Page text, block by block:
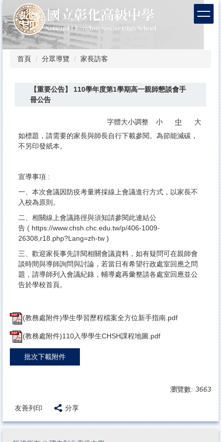
到
主
要
內
首頁 分眾導覽 家長訪客
【重要公告】 110學年度第1學期高一親師懇談會手
冊公告
字體大小調整 小 中
大
如標題，請需要的家長與師長自行下載參閱。為節能減碳，
不另印發紙本。
宣導事項 :
一、本次會議因防疫考量將採線上會議進行方式，以家長不
入校為原則。
二、相關線上會議路徑與須知請參閱此連結公
告 ( https://www.chsh.chc.edu.tw/p/406-1009-
26308,r18.php?Lang=zh-tw )
三、歡迎家長事先詳閱相關會議資料，如有疑問可在親師會
談時間與導師詢問與討論，若當日有希望行政處室回應之問
題，請導師列入會議紀錄，輔導處再彙整請各處室回應並公
告於學校首頁。
(教務處附件)學生學習歷程檔案全方位新手指南.pdf
(教務處附件)110入學學生CHSH課程地圖.pdf
批次下載附件
瀏覽數: 3663
友善列印 分享